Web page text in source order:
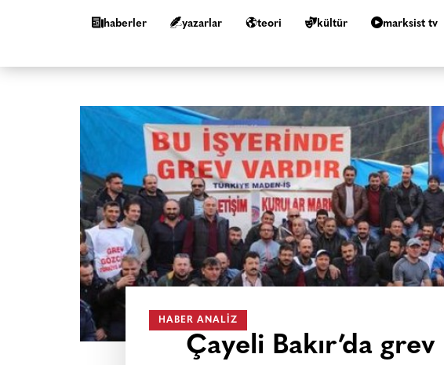
haberler yazarlar teori kültür marksist tv
HABER ANALIZ
Çayeli Bakır’da grev